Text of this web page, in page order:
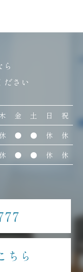
ださい
金 土 日
祝
休 ● ● 休
休
休 ● ● 休 休
ちら